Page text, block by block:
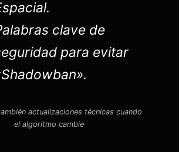
clave de
para evitar
actualizaciones técnicas cuando
el algoritmo cambie